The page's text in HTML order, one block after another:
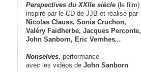
Perspectives du XXIIe siècle (le film)
inspiré par le CD de JJB et réalisé par
Nicolas Clauss, Sonia Cruchon,
Valéry Faidherbe, Jacques Perconte,
John Sanborn, Eric Vernhes...
Nonselves , performance
avec les vidéos de John Sanborn